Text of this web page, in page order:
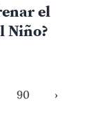
el
Niño?
90 ›